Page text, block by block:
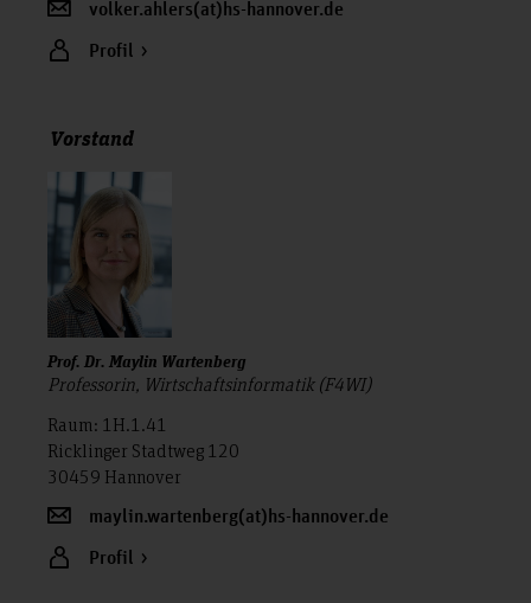
volker.ahlers(at)hs-hannover.de
Profil
Vorstand
Prof. Dr. Maylin Wartenberg
Professorin, Wirtschaftsinformatik (F4WI)
Raum: 1H.1.41
Ricklinger Stadtweg 120
30459 Hannover
maylin.wartenberg(at)hs-hannover.de
Profil